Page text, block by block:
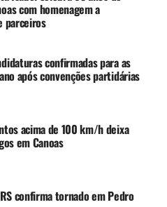
com homenagem a
parceiros
confirmadas para as
após convenções partidárias
acima de 100 km/h deixa
em Canoas
confirma tornado em Pedro